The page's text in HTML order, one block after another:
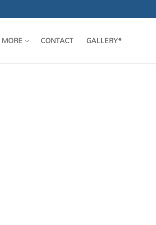
MORE CONTACT GALLERY*